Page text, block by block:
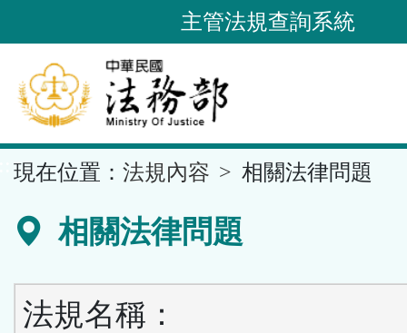
到
要
內
容
區
主管法規查詢系統
現在位置： 法規內容 相關法律問題
相關法律問題
法規名稱：